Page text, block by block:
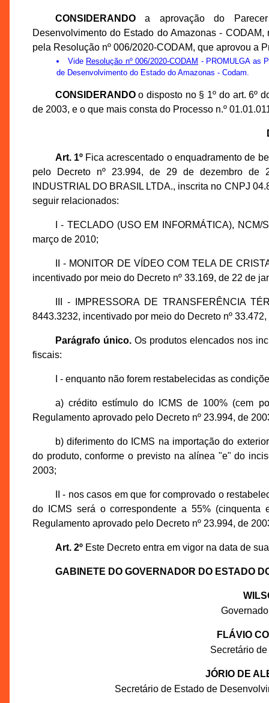
CONSIDERANDOa aprovação do Parecer
Desenvolvimento do Estado do Amazonas -
pela Resolução nº 006/2020-CODAM, que aprovou a
Vide Resolução nº 006/2020-CODAM - PROMULGA as
de Desenvolvimento do Estado do Amazonas - Codam.
CONSIDERANDOo disposto no § 1º do art. 6º
de 2003, e o que mais consta do Processo n.º
Art. 1ºFica acrescentado o enquadramento de
pelo Decreto nº 23.994, de 29 de dezembro de
INDUSTRIAL DO BRASIL LTDA., inscrita no CNPJ
seguir relacionados:
I - TECLADO (USO EM INFORMÁTICA),
março de 2010;
II - MONITOR DE VÍDEO COM TELA DE
incentivado por meio do Decreto nº 33.169, de 22 de
III - IMPRESSORA DE TRANSFERÊNCIA
8443.3232, incentivado por meio do Decreto nº
Parágrafo único.Os produtos elencados nos
fiscais:
I - enquanto não forem restabelecidas as
a) crédito estímulo do ICMS de 100% (cem
Regulamento aprovado pelo Decreto nº 23.994, de
b) diferimento do ICMS na importação do
do produto, conforme o previsto na alínea "e" do
2003;
II - nos casos em que for comprovado o
do ICMS será o correspondente a 55%
Regulamento aprovado pelo Decreto nº 23.994, de
Art. 2ºEste Decreto entra em vigor na data de
GABINETE DO GOVERNADOR DO ESTADO
FLÁVIO
Secretário
JÓRIO DE
Secretário de Estado de